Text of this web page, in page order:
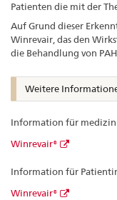
Patienten die mit der
Auf Grund dieser
Winrevair, das den
die Behandlung von PAH
Weitere
Information für
Winrevair®
Information für
Winrevair®